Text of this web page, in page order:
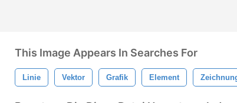
This Image Appears In Searches For
Linie Vektor Grafik Element